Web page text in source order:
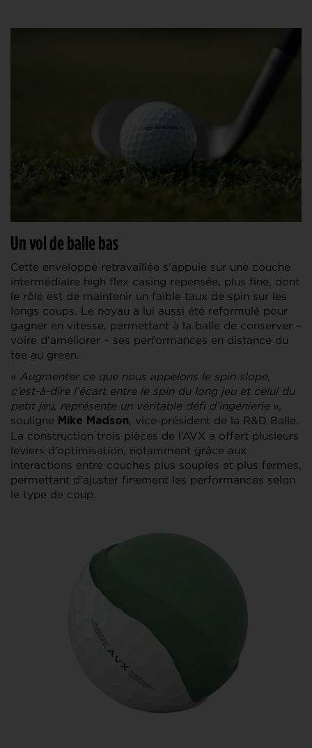
Un vol de balle bas
Cette enveloppe retravaillée s’appuie sur une couche
intermédiaire high flex casing repensée, plus fine, dont
le rôle est de maintenir un faible taux de spin sur les
longs coups. Le noyau a lui aussi été reformulé pour
gagner en vitesse, permettant à la balle de conserver –
voire d’améliorer – ses performances en distance du
tee au green.
« Augmenter ce que nous appelons le spin slope,
c’est-à-dire l’écart entre le spin du long jeu et celui du
petit jeu, représente un véritable défi d’ingénierie »,
souligne Mike Madson, vice-président de la R&D Balle.
La construction trois pièces de l’AVX a offert plusieurs
leviers d’optimisation, notamment grâce aux
interactions entre couches plus souples et plus fermes,
permettant d’ajuster finement les performances selon
le type de coup.